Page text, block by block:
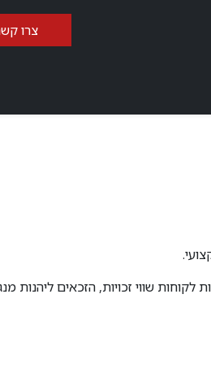
צרו
שווי זכויות, הזכאים ליהנות